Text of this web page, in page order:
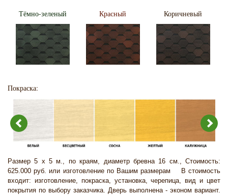
Тёмно-зеленый Красный Коричневый
Покраска:
Размер 5 х 5 м., по краям, диаметр бревна 16 см., Стоимость:
625.000 руб. или изготовление по Вашим размерам В стоимость
входит: изготовление, покраска, установка, черепица, вид и цвет
покрытия по выбору заказчика. Дверь выполнена - эконом вариант.